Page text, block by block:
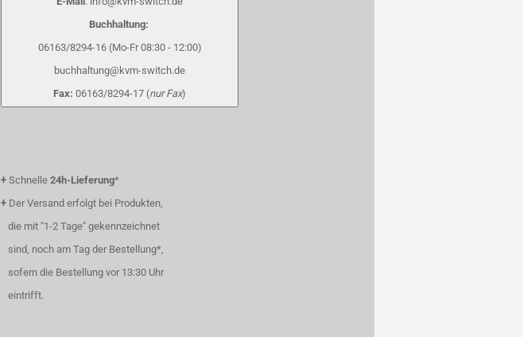
Buchhaltung:
06163/8294-16 (Mo-Fr 08:30 - 12:00)
buchhaltung@kvm-switch.de
Fax: 06163/8294-17 (nur Fax)
+ Schnelle 24h-Lieferung*
+ Der Versand erfolgt bei Produkten,
die mit "1-2 Tage" gekennzeichnet
sind, noch am Tag der Bestellung*,
sofern die Bestellung vor 13:30 Uhr
eintrifft.